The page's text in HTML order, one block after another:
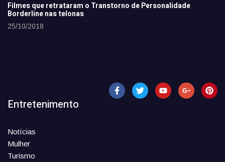
Filmes que retrataram o Transtorno de Personalidade
Borderline nas telonas
25/10/2018
Entretenimento
Notícias
Mulher
Turismo